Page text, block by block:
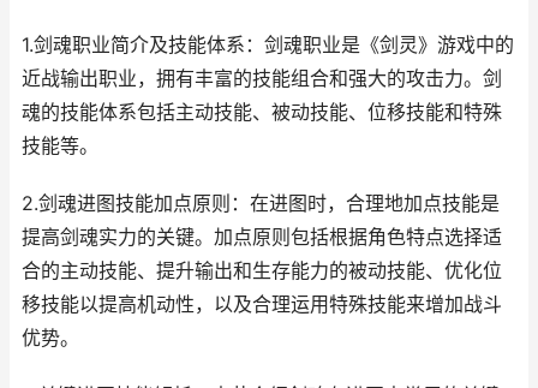
1.剑魂职业简介及技能体系：剑魂职业是《剑灵》游戏中的
近战输出职业，拥有丰富的技能组合和强大的攻击力。剑
魂的技能体系包括主动技能、被动技能、位移技能和特殊
技能等。
2.剑魂进图技能加点原则：在进图时，合理地加点技能是
提高剑魂实力的关键。加点原则包括根据角色特点选择适
合的主动技能、提升输出和生存能力的被动技能、优化位
移技能以提高机动性，以及合理运用特殊技能来增加战斗
优势。